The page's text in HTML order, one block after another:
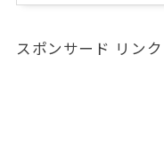
スポンサード リンク